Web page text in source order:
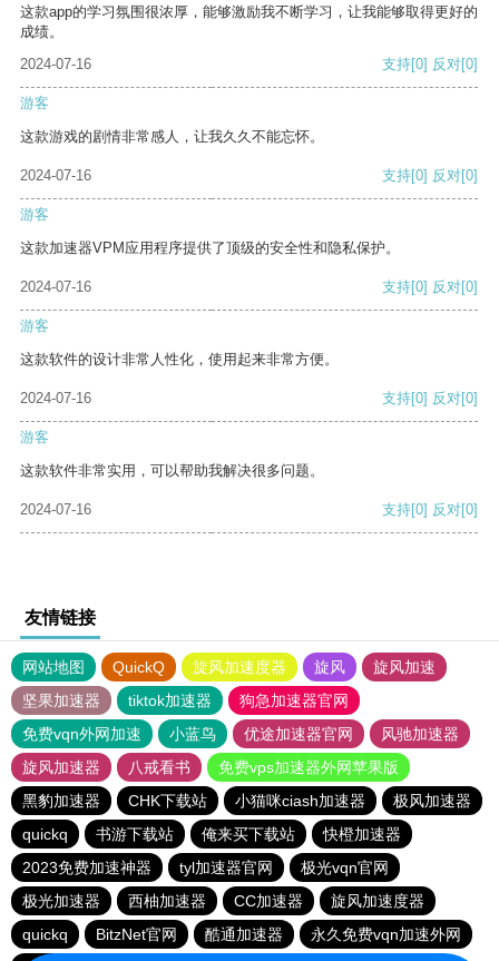
这款app的学习氛围很浓厚，能够激励我不断学习，让我能够取得更好的
成绩。
2024-07-16
支持[0] 反对[0]
游客
这款游戏的剧情非常感人，让我久久不能忘怀。
2024-07-16 支持[0] 反对[0]
游客
这款加速器VPM应用程序提供了顶级的安全性和隐私保护。
2024-07-16 支持[0] 反对[0]
游客
这款软件的设计非常人性化，使用起来非常方便。
2024-07-16 支持[0] 反对[0]
游客
这款软件非常实用，可以帮助我解决很多问题。
2024-07-16 支持[0] 反对[0]
友情链接
网站地图 QuickQ 旋风加速度器 旋风
旋风加速
坚果加速器
tiktok加速器
狗急加速器官网
免费vqn外网加速
小蓝鸟 优途加速器官网
风驰加速器
旋风加速器
八戒看书
免费vps加速器外网苹果版
黑豹加速器
CHK下载站 小猫咪ciash加速器
极风加速器
quickq
书游下载站 俺来买下载站
快橙加速器
2023免费加速神器
tyl加速器官网
极光vqn官网
极光加速器
西柚加速器 CC加速器
旋风加速度器
quickq
BitzNet官网 酷通加速器
永久免费vqn加速外网